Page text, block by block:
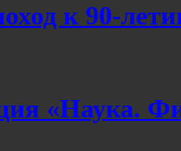
к 90-
«Наука.